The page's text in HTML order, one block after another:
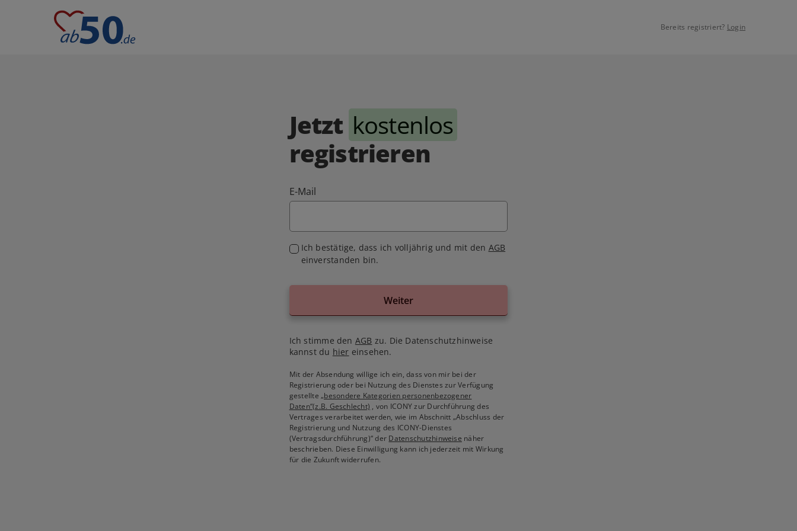
Bereits registriert? Login
Jetzt kostenlos
registrieren
E-Mail
Ich bestätige, dass ich volljährig und mit den AGB
einverstanden bin.
Weiter
Ich stimme den AGB zu. Die Datenschutzhinweise
kannst du hier einsehen.
Mit der Absendung willige ich ein, dass von mir bei der
Registrierung oder bei Nutzung des Dienstes zur Verfügung
gestellte„besondere Kategorien personenbezogener
Daten“(z.B. Geschlecht) , von ICONY zur Durchführung des
Vertrages verarbeitet werden, wie im Abschnitt „Abschluss der
Registrierung und Nutzung des ICONY-Dienstes
(Vertragsdurchführung)“ der Datenschutzhinweise näher
beschrieben. Diese Einwilligung kann ich jederzeit mit Wirkung
für die Zukunft widerrufen.